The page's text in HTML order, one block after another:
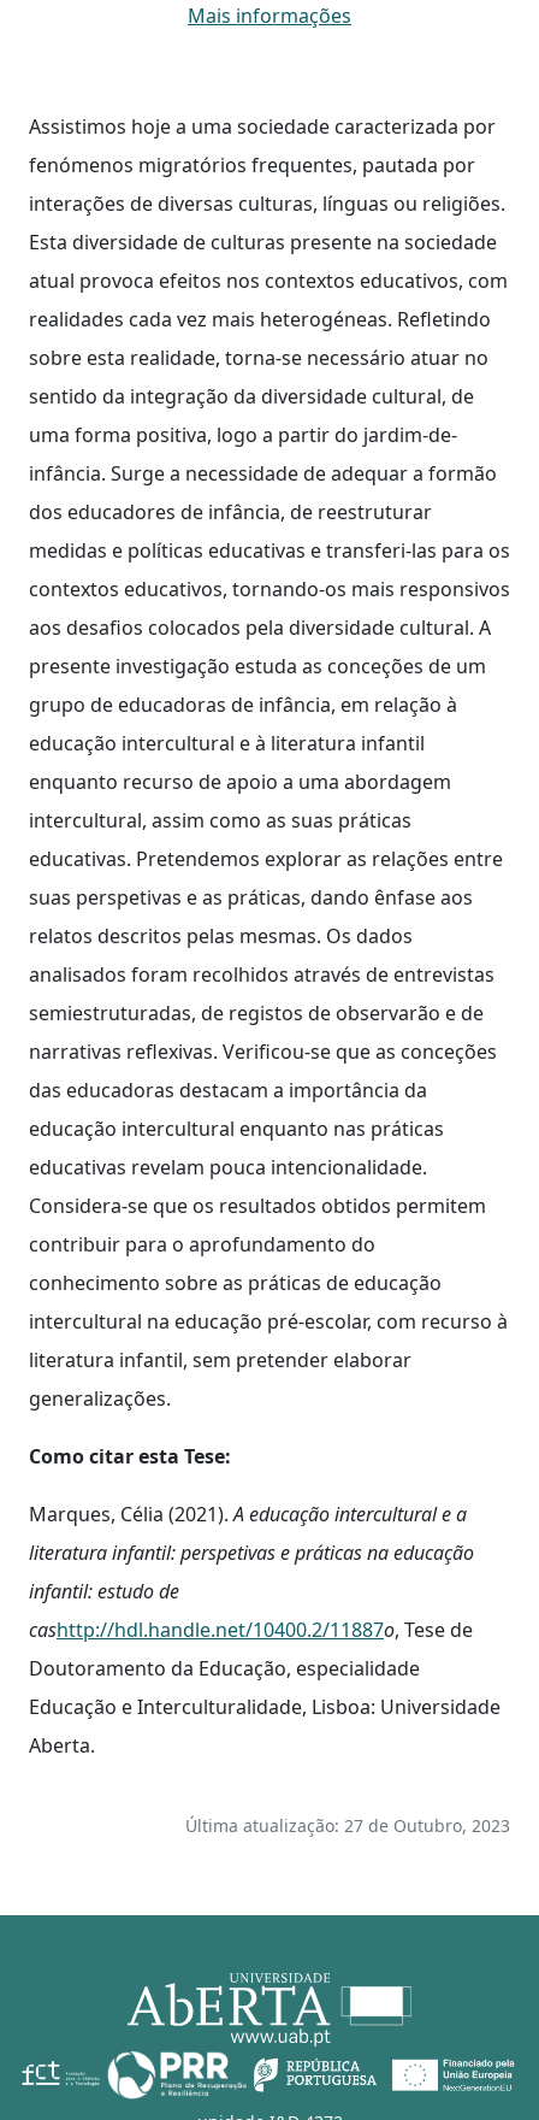
Mais informações
Assistimos hoje a uma sociedade caracterizada por
fenómenos migratórios frequentes, pautada por
interações de diversas culturas, línguas ou religiões.
Esta diversidade de culturas presente na sociedade
atual provoca efeitos nos contextos educativos, com
realidades cada vez mais heterogéneas. Refletindo
sobre esta realidade, torna-se necessário atuar no
sentido da integração da diversidade cultural, de
uma forma positiva, logo a partir do jardim-de-
infância. Surge a necessidade de adequar a formão
dos educadores de infância, de reestruturar
medidas e políticas educativas e transferi-las para os
contextos educativos, tornando-os mais responsivos
aos desafios colocados pela diversidade cultural. A
presente investigação estuda as conceções de um
grupo de educadoras de infância, em relação à
educação intercultural e à literatura infantil
enquanto recurso de apoio a uma abordagem
intercultural, assim como as suas práticas
educativas. Pretendemos explorar as relações entre
suas perspetivas e as práticas, dando ênfase aos
relatos descritos pelas mesmas. Os dados
analisados foram recolhidos através de entrevistas
semiestruturadas, de registos de observarão e de
narrativas reflexivas. Verificou-se que as conceções
das educadoras destacam a importância da
educação intercultural enquanto nas práticas
educativas revelam pouca intencionalidade.
Considera-se que os resultados obtidos permitem
contribuir para o aprofundamento do
conhecimento sobre as práticas de educação
intercultural na educação pré-escolar, com recurso à
literatura infantil, sem pretender elaborar
generalizações.
Como citar esta Tese:
Marques, Célia (2021).A educação intercultural e a
literatura infantil: perspetivas e práticas na educação
infantil: estudo de
cashttp://hdl.handle.net/10400.2/11887o, Tese de
Doutoramento da Educação, especialidade
Educação e Interculturalidade, Lisboa: Universidade
Aberta.
Última atualização: 27 de Outubro, 2023